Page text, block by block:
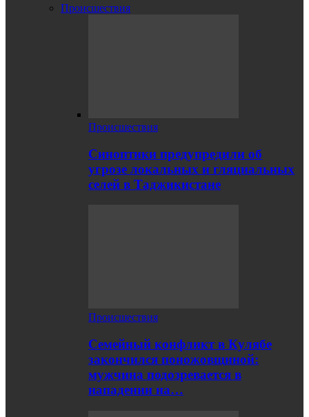
Происшествия
Происшествия
Синоптики предупредили об
угрозе локальных и гляциальных
селей в Таджикистане
Происшествия
Семейный конфликт в Кулябе
закончился поножовщиной:
мужчина подозревается в
нападении на…